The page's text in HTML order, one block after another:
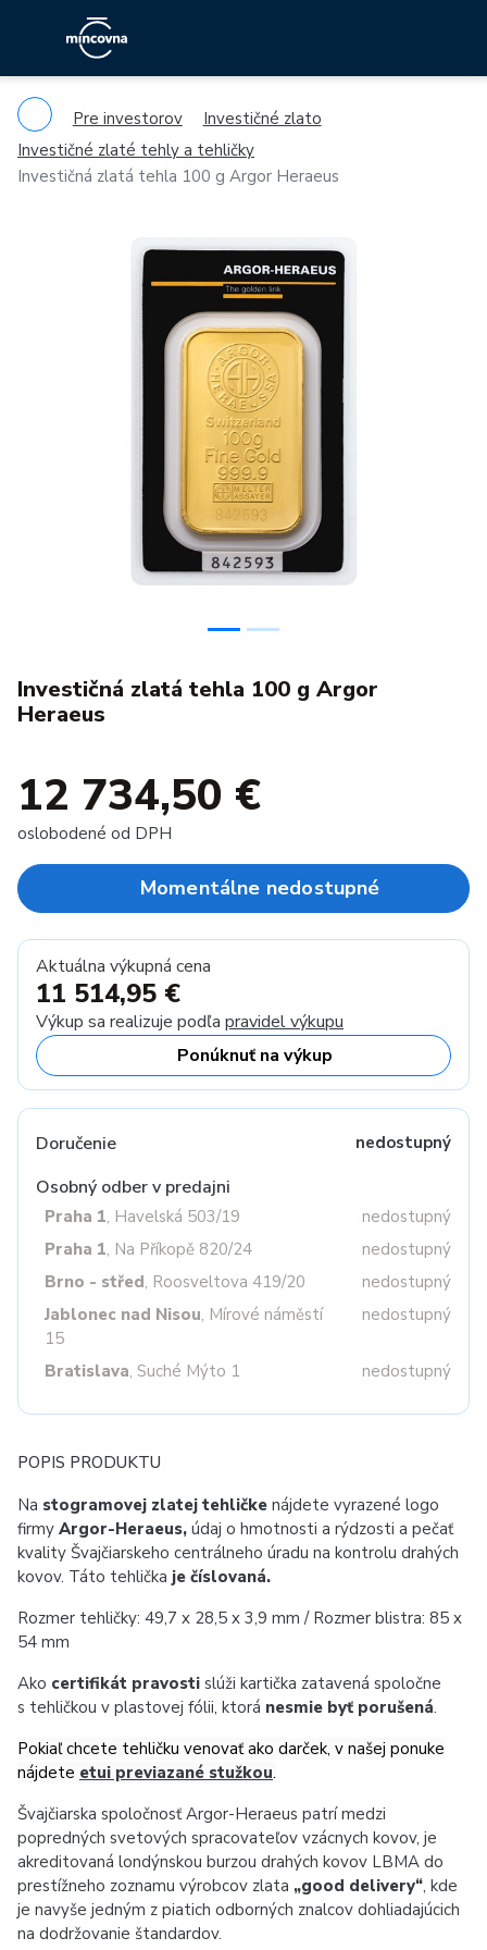
Pre investorov
Investičné zlato
Investičné zlaté tehly a tehličky
Investičná zlatá tehla 100 g Argor Heraeus
Investičná zlatá tehla 100 g Argor
Heraeus
12 734,50 €
oslobodené od DPH
Momentálne nedostupné
Aktuálna výkupná cena
11 514,95 €
Výkup sa realizuje podľa pravidel výkupu
Ponúknuť na výkup
Doručenie nedostupný
Osobný odber v predajni
Praha 1, Havelská 503/19
nedostupný
Praha 1, Na Příkopě 820/24
nedostupný
Brno - střed, Roosveltova 419/20
nedostupný
Jablonec nad Nisou, Mírové náměstí
15
nedostupný
Bratislava, Suché Mýto 1 nedostupný
POPIS PRODUKTU
Na stogramovej zlatej tehličke nájdete vyrazené logo
firmy Argor-Heraeus, údaj o hmotnosti a rýdzosti a pečať
kvality Švajčiarskeho centrálneho úradu na kontrolu drahých
kovov. Táto tehlička je číslovaná.
Rozmer tehličky: 49,7 x 28,5 x 3,9 mm / Rozmer blistra: 85 x
54 mm
Ako certifikát pravosti slúži kartička zatavená spoločne
s tehličkou v plastovej fólii, ktorá nesmie byť porušená.
Pokiaľ chcete tehličku venovať ako darček, v našej ponuke
nájdete etui previazané stužkou.
Švajčiarska spoločnosť Argor-Heraeus patrí medzi
popredných svetových spracovateľov vzácnych kovov, je
akreditovaná londýnskou burzou drahých kovov LBMA do
prestížneho zoznamu výrobcov zlata „good delivery“, kde
je navyše jedným z piatich odborných znalcov dohliadajúcich
na dodržovanie štandardov.